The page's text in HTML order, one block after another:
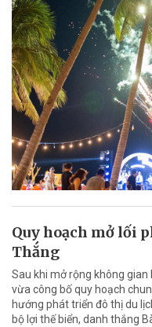
Quy hoạch mở lối
Thắng
Sau khi mở rộng không
vừa công bố quy hoạch
hướng phát triển đô thị du
bộ lợi thế biển, danh thắng